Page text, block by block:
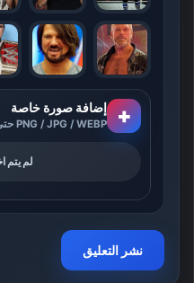
+ إضافة صورة خاصة
PNG / JPG / WEBP حتى 2MB
لم يتم